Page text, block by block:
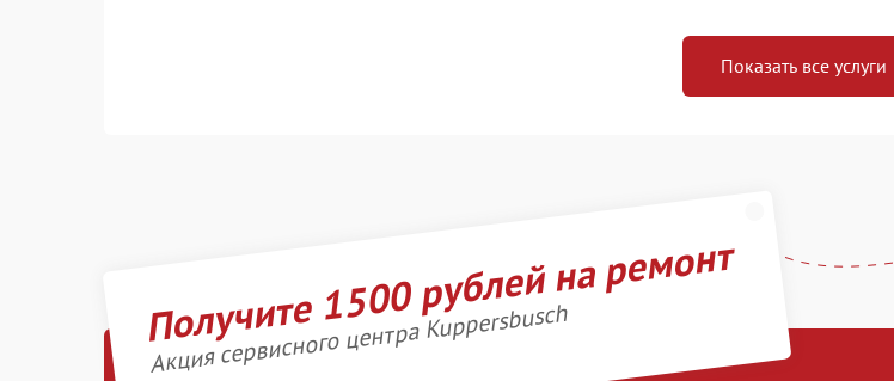
Показать все услуги
Получите 1500 рублей на ремонт
Акция сервисного центра Kuppersbusch